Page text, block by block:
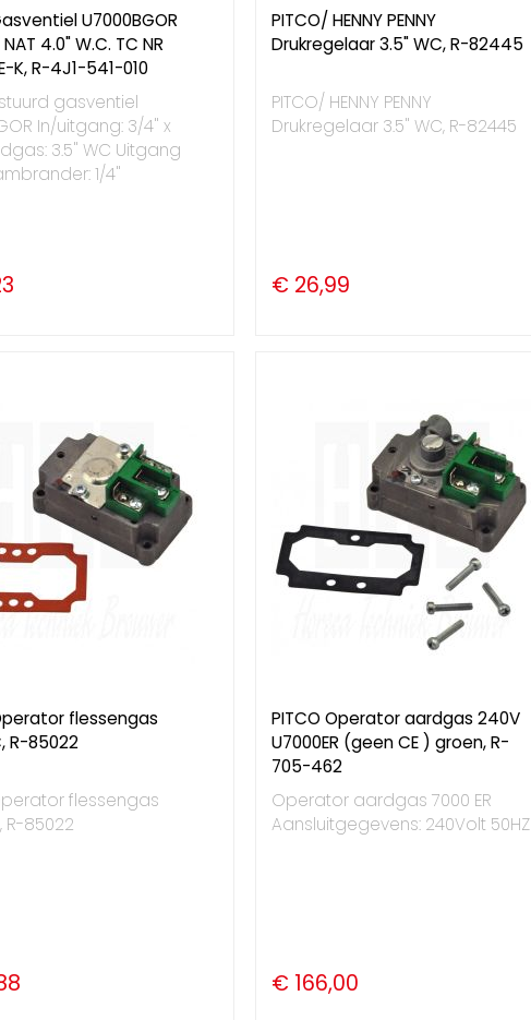
U7000BGOR
4.0" W.C. TC NR
K, R-4J1-541-010
gasventiel
In/uitgang: 3/4" x
3.5" WC Uitgang
1/4"
PITCO/ HENNY PENNY
Drukregelaar 3.5" WC, R-82445
PITCO/ HENNY PENNY
Drukregelaar 3.5" WC, R-82445
€ 26,99
flessengas
R-85022
flessengas
R-85022
PITCO Operator aardgas 240V
U7000ER (geen CE ) groen, R-
705-462
Operator aardgas 7000 ER
Aansluitgegevens: 240Volt 50HZ
€ 166,00